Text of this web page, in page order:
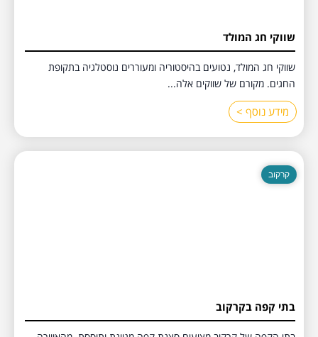
שווקי חג המולד
שווקי חג המולד, נטועים בהיסטוריה ומעוררים נוסטלגיה בתקופת
החגים. מקורם של שווקים אלה...
מידע נוסף >
קרקוב
בתי קפה בקרקוב